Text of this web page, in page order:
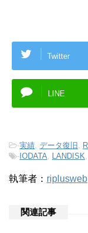
Twitter
LINE
-実績, データ復旧 ,
- IODATA, LANDISK,
執筆者： riplusweb
関連記事